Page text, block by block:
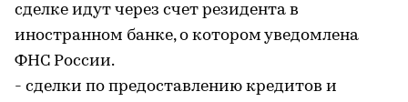
сделке идут через счет резидента в
иностранном банке, о котором уведомлена
ФНС России.
- сделки по предоставлению кредитов и